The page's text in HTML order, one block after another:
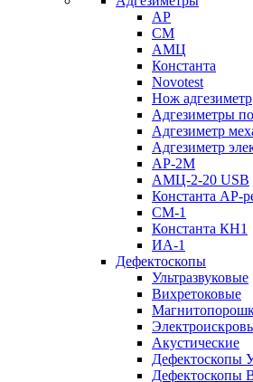
АР
СМ
АМЦ
Константа
Novotest
Нож адгезиметр
Адгезиметры
Адгезиметр
Адгезиметр
АР-2М
АМЦ-2-20 USB
Константа АР-
СМ-1
Константа КН1
ИА-1
Дефектоскопы
Ультразвуковые
Вихретоковые
Акустические
Дефектоскопы
Дефектоскопы